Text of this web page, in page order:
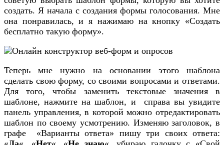
создать. Я начала с создания формы голосования. Мне
она понравилась, и я нажимаю на кнопку «Создать
бесплатно такую форму».
Теперь мне нужно на основании этого шаблона
сделать свою форму, со своими вопросами и ответами.
Для того, чтобы заменить текстовые значения в
шаблоне, нажмите на шаблон, и справа вы увидите
панель управления, в которой можно отредактировать
шаблон по своему усмотрению. Изменяю заголовок, в
графе «Варианты ответа» пишу три своих ответа: